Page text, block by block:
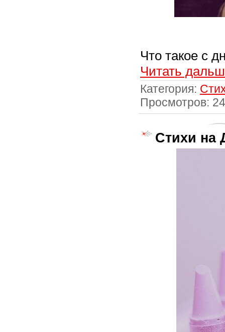
Что такое с
Читать
Категория:
Просмотров:
Стихи на